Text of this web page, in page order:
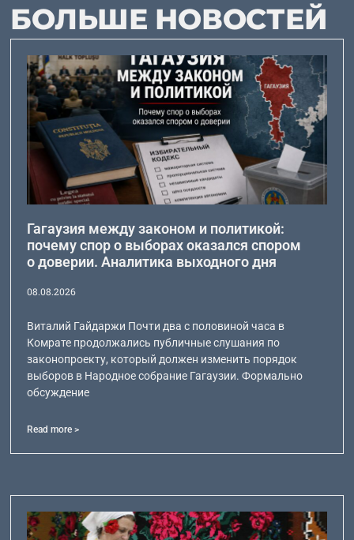
БОЛЬШЕ НОВОСТЕЙ
Гагаузия между законом и политикой:
почему спор о выборах оказался спором
о доверии. Аналитика выходного дня
08.08.2026
Виталий Гайдаржи Почти два с половиной часа в
Комрате продолжались публичные слушания по
законопроекту, который должен изменить порядок
выборов в Народное собрание Гагаузии. Формально
обсуждение
Read more >